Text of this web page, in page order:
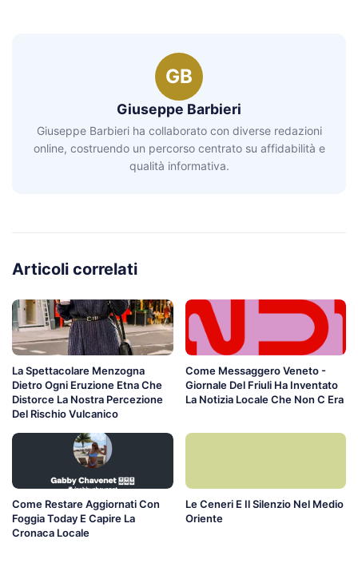
GB
Giuseppe Barbieri
Giuseppe Barbieri ha collaborato con diverse redazioni
online, costruendo un percorso centrato su affidabilità e
qualità informativa.
Articoli correlati
La Spettacolare Menzogna
Dietro Ogni Eruzione Etna Che
Distorce La Nostra Percezione
Del Rischio Vulcanico
Come Messaggero Veneto -
Giornale Del Friuli Ha Inventato
La Notizia Locale Che Non C Era
Come Restare Aggiornati Con
Foggia Today E Capire La
Cronaca Locale
Le Ceneri E Il Silenzio Nel Medio
Oriente